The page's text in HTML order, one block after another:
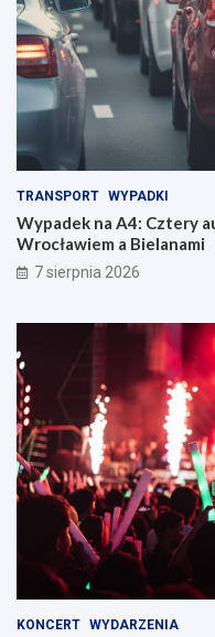
TRANSPORT WYPADKI
Wypadek na A4: Cztery
Wrocławiem a Bielanami
7 sierpnia 2026
KONCERT WYDARZENIA